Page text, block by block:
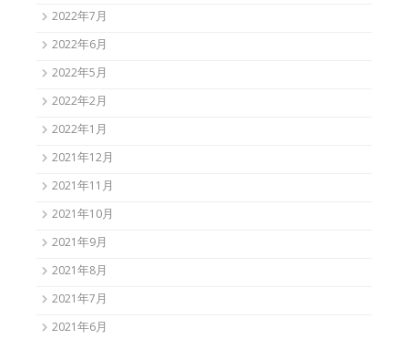
2022年7月
2022年6月
2022年5月
2022年2月
2022年1月
2021年12月
2021年11月
2021年10月
2021年9月
2021年8月
2021年7月
2021年6月